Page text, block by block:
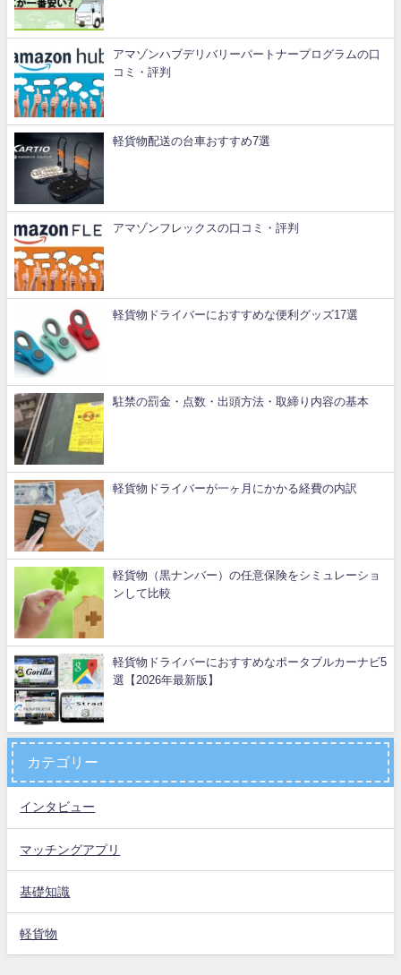
アマゾンハブデリバリーパートナープログラムの口
コミ・評判
軽貨物配送の台車おすすめ7選
アマゾンフレックスの口コミ・評判
軽貨物ドライバーにおすすめな便利グッズ17選
駐禁の罰金・点数・出頭方法・取締り内容の基本
軽貨物ドライバーが一ヶ月にかかる経費の内訳
軽貨物（黒ナンバー）の任意保険をシミュレーショ
ンして比較
軽貨物ドライバーにおすすめなポータブルカーナビ5
選【2026年最新版】
カテゴリー
インタビュー
マッチングアプリ
基礎知識
軽貨物